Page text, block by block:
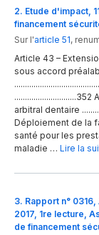
2. Etude d'impact,
financement
Sur l'article 51,
Article 43 –
sous accord
arbitral dentaire
Déploiement de la
santé pour les
maladie … Lire la
3. Rapport n°
2017, 1re lecture,
de financement